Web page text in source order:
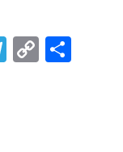
Telegram
Copy